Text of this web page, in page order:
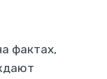
фактах,